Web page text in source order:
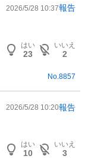
2026/5/28 10:37報告
はい
23
いいえ
2
No.8857
2026/5/28 10:20報告
はい
10
いいえ
3